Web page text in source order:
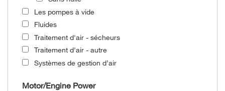
Les pompes à vide
Fluides
Traitement d'air - sécheurs
Traitement d'air - autre
Systèmes de gestion d’air
Motor/Engine Power